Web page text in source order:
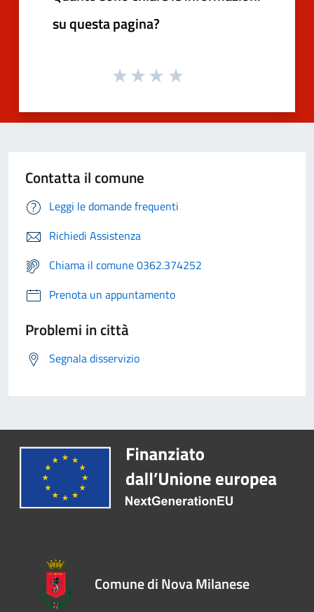
su questa pagina?
Contatta il comune
Leggi le domande frequenti
Richiedi Assistenza
Chiama il comune 0362.374252
Prenota un appuntamento
Problemi in città
Segnala disservizio
Comune di Nova Milanese